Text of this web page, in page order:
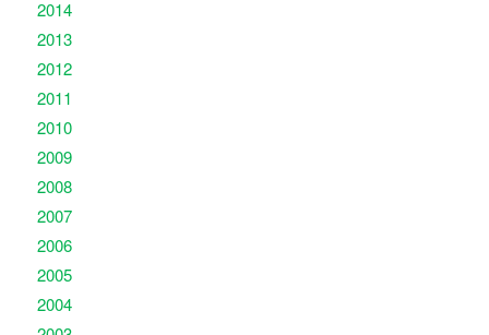
2014
2013
2012
2011
2010
2009
2008
2007
2006
2005
2004